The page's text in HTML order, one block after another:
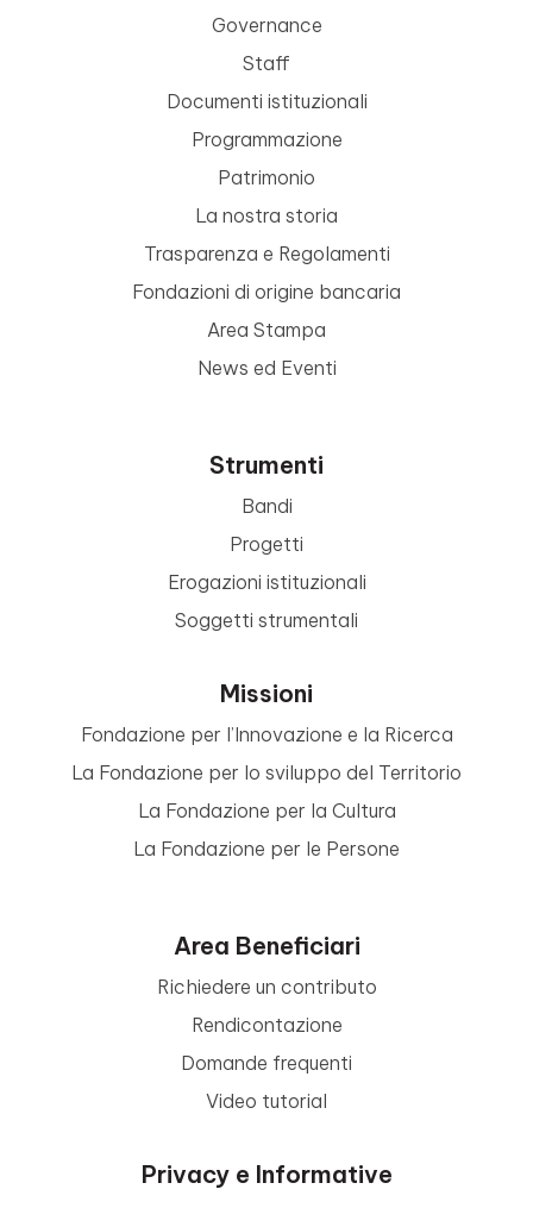
Governance
Staff
Documenti istituzionali
Programmazione
Patrimonio
La nostra storia
Trasparenza e Regolamenti
Fondazioni di origine bancaria
Area Stampa
News ed Eventi
Strumenti
Bandi
Progetti
Erogazioni istituzionali
Soggetti strumentali
Missioni
Fondazione per l’Innovazione e la Ricerca
La Fondazione per lo sviluppo del Territorio
La Fondazione per la Cultura
La Fondazione per le Persone
Area Beneficiari
Richiedere un contributo
Rendicontazione
Domande frequenti
Video tutorial
Privacy e Informative